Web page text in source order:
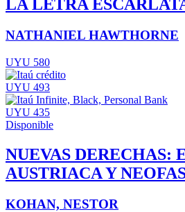
LA LETRA
NATHANIEL HAWTHORNE
UYU 580
UYU 493
UYU 435
Disponible
NUEVAS DERECHAS:
AUSTRIACA Y
KOHAN, NESTOR